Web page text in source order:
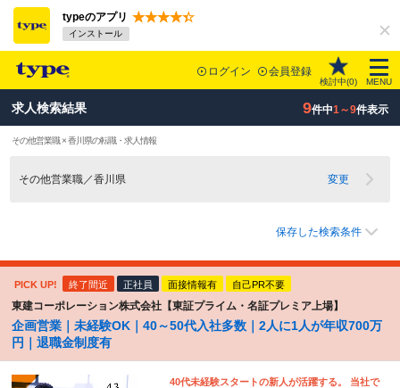
typeのアプリ
インストール
ログイン 会員登録
検討中(0) MENU
求人検索結果 9件中1～9件表示
その他営業職 × 香川県の転職・求人情報
その他営業職／香川県 変更
保存した検索条件
PICK UP! 終了間近 正社員 面接情報有 自己PR不要
東建コーポレーション株式会社【東証プライム・名証プレミア上場】
企画営業｜未経験OK｜40～50代入社多数｜2人に1人が年収700万
円｜退職金制度有
40代未経験スタートの新人が活躍する。 当社で